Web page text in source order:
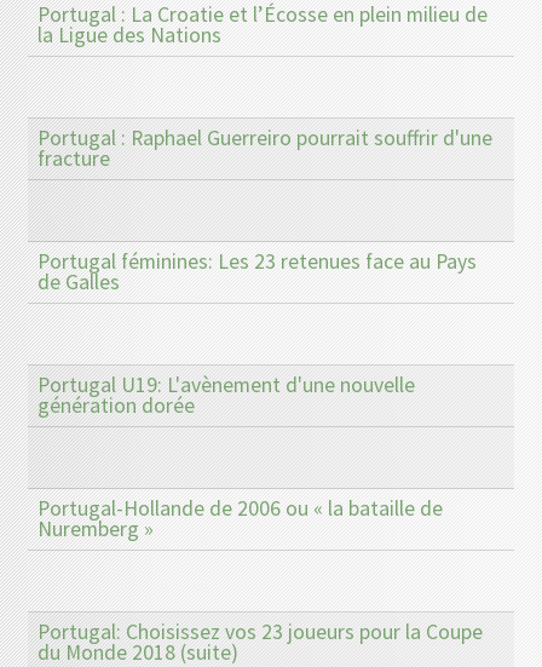
Portugal : La Croatie et l’Écosse en plein milieu de
la Ligue des Nations
Portugal : Raphael Guerreiro pourrait souffrir d'une
fracture
Portugal féminines: Les 23 retenues face au Pays
de Galles
Portugal U19: L'avènement d'une nouvelle
génération dorée
Portugal-Hollande de 2006 ou « la bataille de
Nuremberg »
Portugal: Choisissez vos 23 joueurs pour la Coupe
du Monde 2018 (suite)